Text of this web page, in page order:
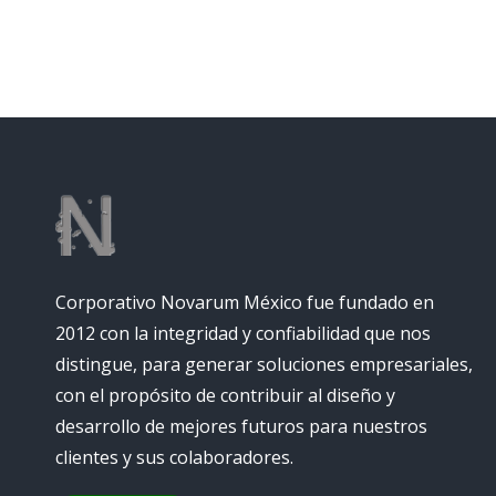
Corporativo Novarum México fue fundado en
2012 con la integridad y confiabilidad que nos
distingue, para generar soluciones empresariales,
con el propósito de contribuir al diseño y
desarrollo de mejores futuros para nuestros
clientes y sus colaboradores.